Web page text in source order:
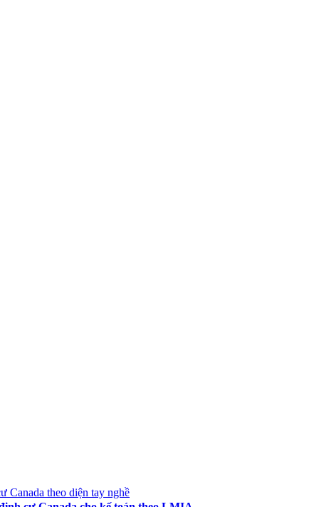
Canada theo diện tay nghề